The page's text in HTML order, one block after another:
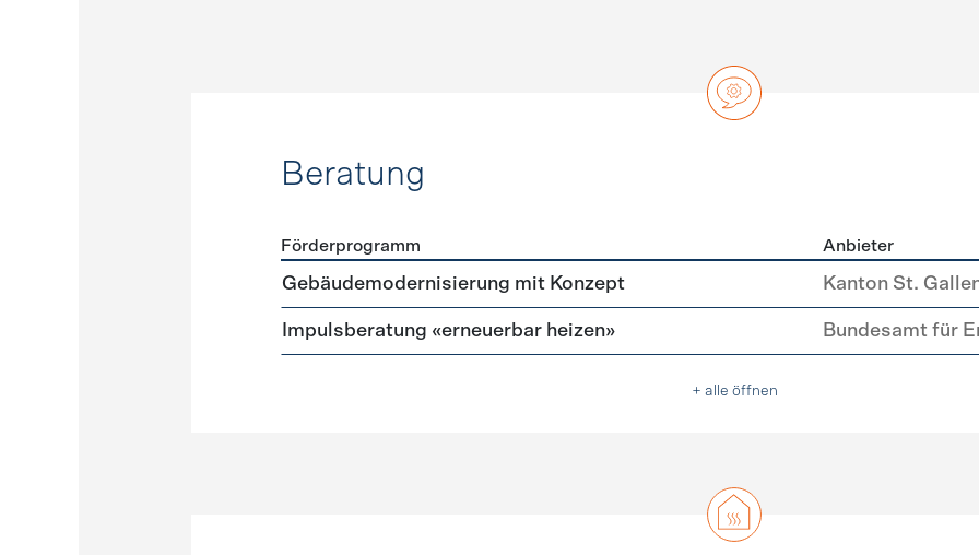
Beratung
Förderprogramme Beratung
Förderprogramm Anbieter
Gebäudemodernisierung mit Konzept Kanton St.
Impulsberatung «erneuerbar heizen» Bundesamt für
+ alle öffnen